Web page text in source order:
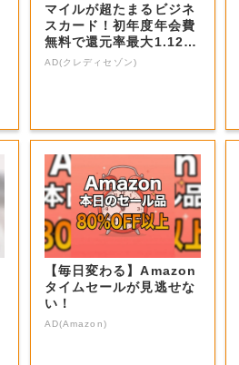
マイルが超たまるビジネ
スカード！初年度年会費
無料で還元率最大1.12
5%
AD(クレディセゾン)
【毎日変わる】Amazon
タイムセールが見逃せな
い！
AD(Amazon)